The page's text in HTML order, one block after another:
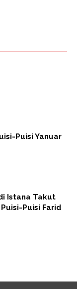
Puisi Yanuar
Istana Takut
Puisi Farid